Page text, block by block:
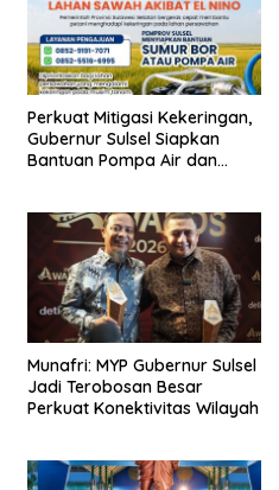
Perkuat Mitigasi Kekeringan,
Gubernur Sulsel Siapkan
Bantuan Pompa Air dan
Munafri: MYP Gubernur Sulsel
Jadi Terobosan Besar
Perkuat Konektivitas Wilayah